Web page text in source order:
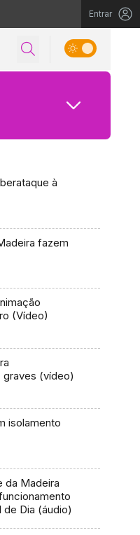
Entrar
à
fazem
(Vídeo)
graves (vídeo)
isolamento
da Madeira
Dia (áudio)